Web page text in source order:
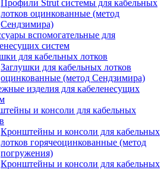
Профили Strut системы для кабельных
лотков оцинкованные (метод
Сендзимира)
вспомогательные для
систем
для кабельных лотков
Заглушки для кабельных лотков
оцинкованные (метод Сендзимира)
изделия для кабеленесущих
и консоли для кабельных
Кронштейны и консоли для кабельных
лотков горячеоцинкованные (метод
погружения)
Кронштейны и консоли для кабельных